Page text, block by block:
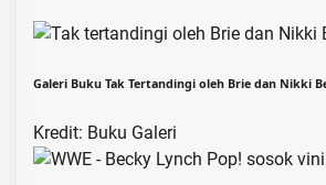
Galeri Buku Tak Tertandingi oleh Brie dan Nikki
Kredit: Buku Galeri